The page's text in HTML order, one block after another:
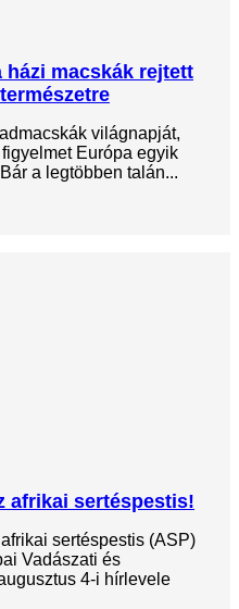
házi macskák rejtett
világnapját,
Európa egyik
a legtöbben talán...
afrikai sertéspestis!
sertéspestis (ASP)
Vadászati és
4-i hírlevele